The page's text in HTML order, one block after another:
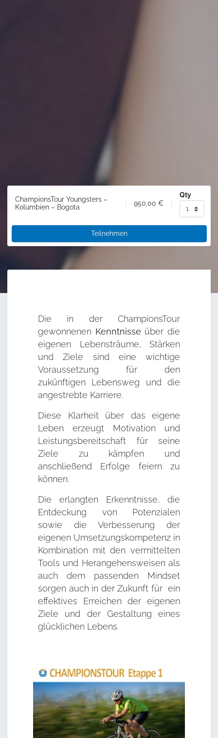
ChampionsTour Youngsters –
Kolumbien – Bogota
950,00 €
Qty
Teilnehmen
Die in der ChampionsTour
gewonnenen Kenntnisse über die
eigenen Lebensträume, Stärken
und Ziele sind eine wichtige
Voraussetzung für den
zukünftigen Lebensweg und die
angestrebte Karriere.
Diese Klarheit über das eigene
Leben erzeugt Motivation und
Leistungsbereitschaft für seine
Ziele zu kämpfen und
anschließend Erfolge feiern zu
können.
Die erlangten Erkenntnisse, die
Entdeckung von Potenzialen
sowie die Verbesserung der
eigenen Umsetzungskompetenz in
Kombination mit den vermittelten
Tools und Herangehensweisen als
auch dem passenden Mindset
sorgen auch in der Zukunft für ein
effektives Erreichen der eigenen
Ziele und der Gestaltung eines
glücklichen Lebens.